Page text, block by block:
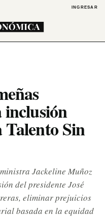
INGRESAR
inclusión
Sin
Jackeline Muñoz
del presidente José
eliminar prejuicios
basada en la equidad